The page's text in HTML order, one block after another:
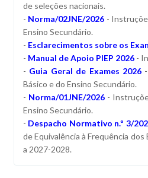
de seleções nacionais.
- Norma/02JNE/2026 -
Ensino Secundário.
- Esclarecimentos sobre os
- Manual de Apoio PIEP 2026 -
- Guia Geral de Exames 2026-
Básico e do Ensino Secundário.
- Norma/01JNE/2026 -
Ensino Secundário.
- Despacho Normativo n.º 3/
de Equivalência à Frequência
a 2027-2028.